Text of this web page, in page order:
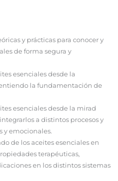
y prácticas para conocer y
de forma segura y
esenciales desde la
la fundamentación de
esenciales desde la mirad
a distintos procesos y
y emocionales.
de los aceites esenciales en
terapéuticas,
en los distintos sistemas